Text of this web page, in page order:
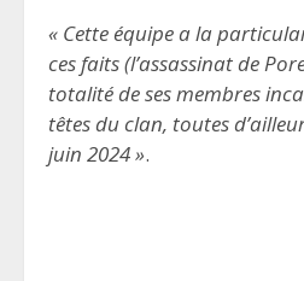
« Cette équipe a la
ces faits (l’assassinat de
totalité de ses membres
têtes du clan, toutes
juin 2024 ».